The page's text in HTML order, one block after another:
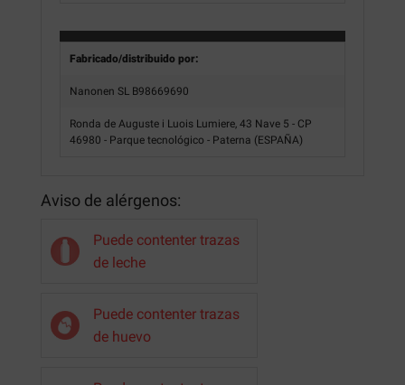
Fabricado/distribuido por:
Nanonen SL B98669690
Ronda de Auguste i Luois Lumiere, 43 Nave 5 - CP
46980 - Parque tecnológico - Paterna (ESPAÑA)
Aviso de alérgenos:
Puede contenter trazas
de leche
Puede contenter trazas
de huevo